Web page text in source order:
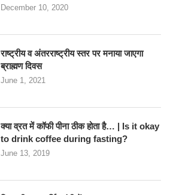
December 10, 2020
राष्ट्रीय व अंतरराष्ट्रीय स्तर पर मनाया जाएगा
ब्राह्मण दिवस
June 1, 2021
क्या व्रत में कॉफी पीना ठीक होता है… | Is it okay
to drink coffee during fasting?
June 13, 2019